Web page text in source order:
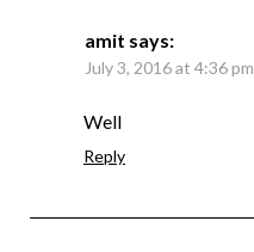
amit says:
July 3, 2016 at 4:36 pm
Well
Reply